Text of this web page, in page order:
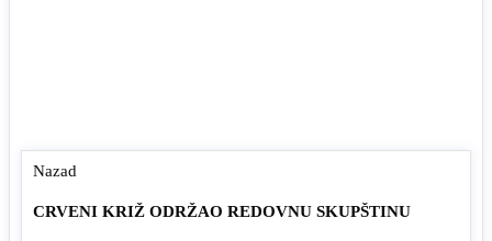
Nazad
CRVENI KRIŽ ODRŽAO REDOVNU SKUPŠTINU